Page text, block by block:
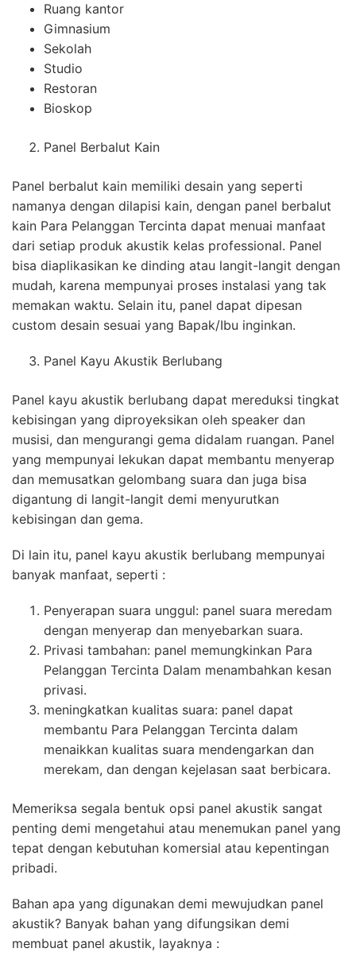
Ruang kantor
Gimnasium
Sekolah
Studio
Restoran
Bioskop
Panel Berbalut Kain
Panel berbalut kain memiliki desain yang seperti
namanya dengan dilapisi kain, dengan panel berbalut
kain Para Pelanggan Tercinta dapat menuai manfaat
dari setiap produk akustik kelas professional. Panel
bisa diaplikasikan ke dinding atau langit-langit dengan
mudah, karena mempunyai proses instalasi yang tak
memakan waktu. Selain itu, panel dapat dipesan
custom desain sesuai yang Bapak/Ibu inginkan.
Panel Kayu Akustik Berlubang
Panel kayu akustik berlubang dapat mereduksi tingkat
kebisingan yang diproyeksikan oleh speaker dan
musisi, dan mengurangi gema didalam ruangan. Panel
yang mempunyai lekukan dapat membantu menyerap
dan memusatkan gelombang suara dan juga bisa
digantung di langit-langit demi menyurutkan
kebisingan dan gema.
Di lain itu, panel kayu akustik berlubang mempunyai
banyak manfaat, seperti :
Penyerapan suara unggul: panel suara meredam
dengan menyerap dan menyebarkan suara.
Privasi tambahan: panel memungkinkan Para
Pelanggan Tercinta Dalam menambahkan kesan
privasi.
meningkatkan kualitas suara: panel dapat
membantu Para Pelanggan Tercinta dalam
menaikkan kualitas suara mendengarkan dan
merekam, dan dengan kejelasan saat berbicara.
Memeriksa segala bentuk opsi panel akustik sangat
penting demi mengetahui atau menemukan panel yang
tepat dengan kebutuhan komersial atau kepentingan
pribadi.
Bahan apa yang digunakan demi mewujudkan panel
akustik? Banyak bahan yang difungsikan demi
membuat panel akustik, layaknya :